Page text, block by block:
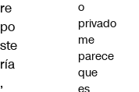
re
po
ste
ría
,
o
privado
me
parece
que
es